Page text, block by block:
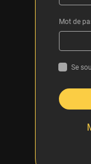
Mot de
Se